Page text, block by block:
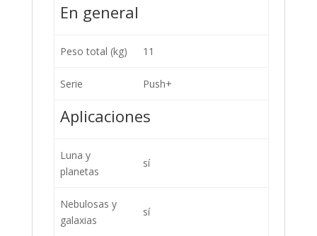
En general
Peso total (kg) 11
Serie Push+
Aplicaciones
Luna y
planetas
sí
Nebulosas y
galaxias
sí